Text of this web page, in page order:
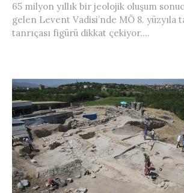
65 milyon yıllık bir jeolojik oluşum
gelen Levent Vadisi’nde MÖ 8.
tanrıçası figürü dikkat çekiyor....